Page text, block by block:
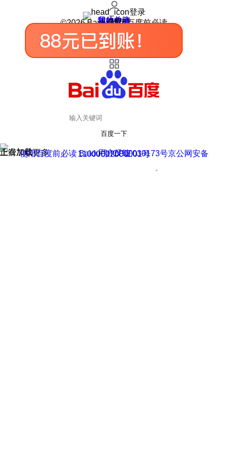
登录
我的关注
我的收藏
皮肤中心
用户反馈
设置
©2026 Baidu 使用百度前必读
百度一下
正在加载
上滑加载更多 用户反馈
使用百度前必读 Baidu 京ICP证030173号
京公网安备11000002000001号